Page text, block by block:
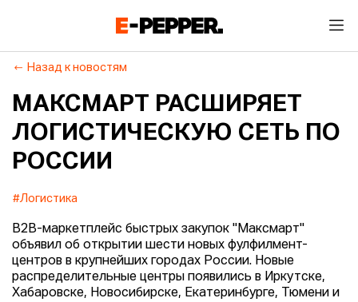
Назад к новостям
МАКСМАРТ РАСШИРЯЕТ
ЛОГИСТИЧЕСКУЮ СЕТЬ ПО
РОССИИ
#Логистика
B2B-маркетплейс быстрых закупок "Максмарт"
объявил об открытии шести новых фулфилмент-
центров в крупнейших городах России. Новые
распределительные центры появились в Иркутске,
Хабаровске, Новосибирске, Екатеринбурге, Тюмени и